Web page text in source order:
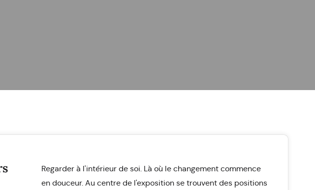
Regarder à l'intérieur de soi. Là où le changement commence
en douceur. Au centre de l'exposition se trouvent des positions